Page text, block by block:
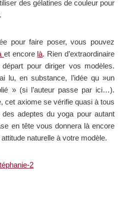
des gélatines de couleur pour
pour faire poser, vous pouvez
et encore là. Rien d’extraordinaire
pour diriger vos modèles.
lu, en substance, l’idée qu »un
» (si l’auteur passe par ici…).
cet axiome se vérifie quasi à tous
adeptes du yoga pour autant
en tête vous donnera là encore
naturelle à votre modèle.